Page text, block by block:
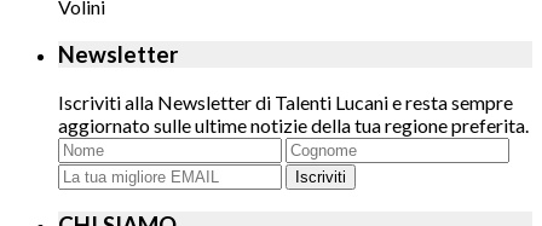
Volini
Newsletter
Iscriviti alla Newsletter di Talenti Lucani e resta sempre
aggiornato sulle ultime notizie della tua regione preferita.
Iscriviti